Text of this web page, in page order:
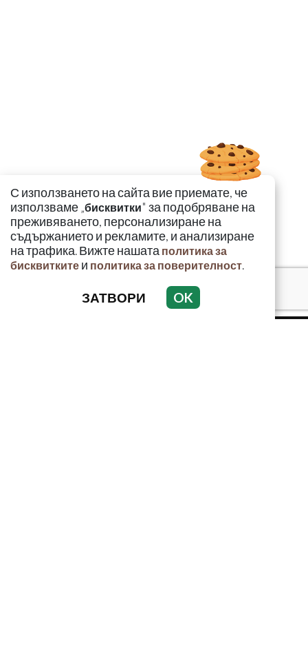
С използването на сайта вие приемате, че
използваме „бисквитки" за подобряване на
преживяването, персонализиране на
съдържанието и рекламите, и анализиране
на трафика. Вижте нашата политика за
бисквитките и политика за поверителност.
ЗАТВОРИ OK